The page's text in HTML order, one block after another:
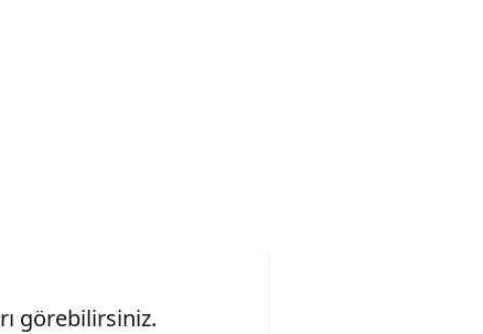
görebilirsiniz.